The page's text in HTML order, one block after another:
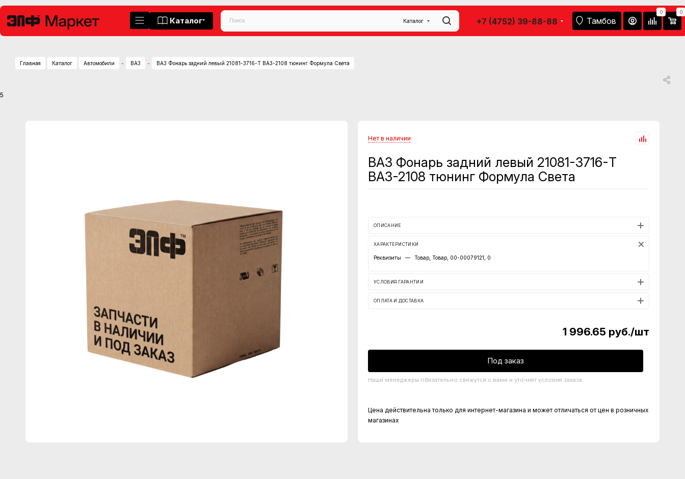
Каталог Каталог +7 (4752) 39-88-88 Тамбов
0 0
Главная Каталог Автомобили ВАЗ ВАЗ Фонарь задний левый 21081-3716-Т ВАЗ-2108 тюнинг Формула Света
5
Нет в наличии
ВАЗ Фонарь задний левый 21081-3716-Т
ВАЗ-2108 тюнинг Формула Света
ОПИСАНИЕ
ХАРАКТЕРИСТИКИ
Реквизиты — Товар, Товар, 00-00079121, 0
УСЛОВИЯ ГАРАНТИИ
ОПЛАТА И ДОСТАВКА
1 996.65 руб./шт
Под заказ
Наши менеджеры обязательно свяжутся с вами и уточнят условия заказа
Цена действительна только для интернет-магазина и может отличаться от цен в розничных
магазинах